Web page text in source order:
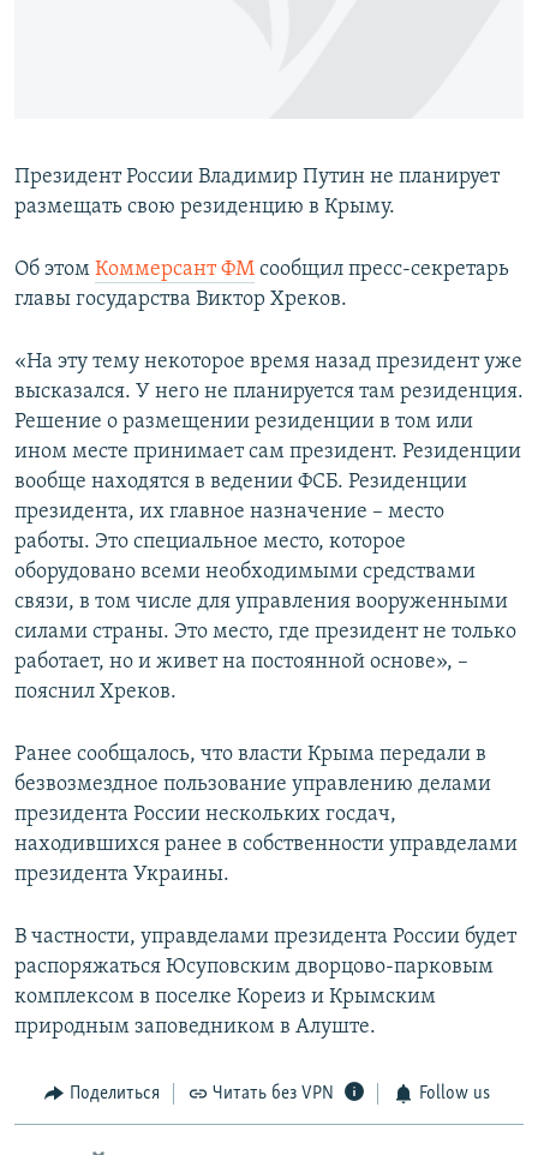
Все сайты RFE/RL
Президент России Владимир Путин не планирует
размещать свою резиденцию в Крыму.
Об этом Коммерсант ФМ сообщил пресс-секретарь
главы государства Виктор Хреков.
«На эту тему некоторое время назад президент уже
высказался. У него не планируется там резиденция.
Решение о размещении резиденции в том или
ином месте принимает сам президент. Резиденции
вообще находятся в ведении ФСБ. Резиденции
президента, их главное назначение – место
работы. Это специальное место, которое
оборудовано всеми необходимыми средствами
связи, в том числе для управления вооруженными
силами страны. Это место, где президент не только
работает, но и живет на постоянной основе», –
пояснил Хреков.
Ранее сообщалось, что власти Крыма передали в
безвозмездное пользование управлению делами
президента России нескольких госдач,
находившихся ранее в собственности управделами
президента Украины.
В частности, управделами президента России будет
распоряжаться Юсуповским дворцово-парковым
комплексом в поселке Кореиз и Крымским
природным заповедником в Алуште.
Поделиться Читать без VPN Follow us